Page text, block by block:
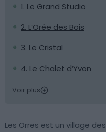
1. Le Grand Studio
2. L’Orée des Bois
3. Le Cristal
4. Le Chalet d’Yvon
Voir plus
Les Orres est un village des